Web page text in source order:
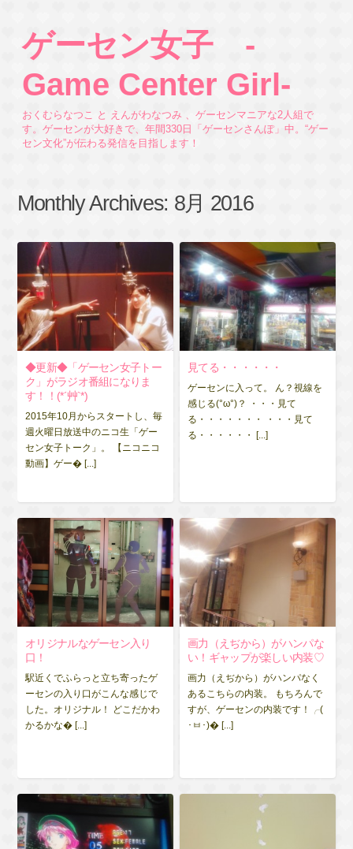
ゲーセン女子 -
Game Center Girl-
おくむらなつこ と えんがわなつみ 、ゲーセンマニアな2人組で
す。ゲーセンが大好きで、年間330日「ゲーセンさんぽ」中。“ゲー
セン文化”が伝わる発信を目指します！
Monthly Archives: 8月 2016
◆更新◆「ゲーセン女子トー
ク」がラジオ番組になりま
す！！(*´艸`*)
2015年10月からスタートし、毎
週火曜日放送中のニコ生「ゲー
セン女子トーク」。 【ニコニコ
動画】ゲー� [...]
見てる・・・・・・
ゲーセンに入って。 ん？視線を
感じる(°ω°)？ ・・・見て
る・・・・・・・ ・・・見て
る・・・・・・ [...]
オリジナルなゲーセン入り
口！
駅近くでふらっと立ち寄ったゲ
ーセンの入り口がこんな感じで
した。オリジナル！ どこだかわ
かるかな� [...]
画力（えぢから）がハンパな
い！ギャップが楽しい内装♡
画力（えぢから）がハンパなく
あるこちらの内装。 もちろんで
すが、ゲーセンの内装です！╭(
･ㅂ･)� [...]